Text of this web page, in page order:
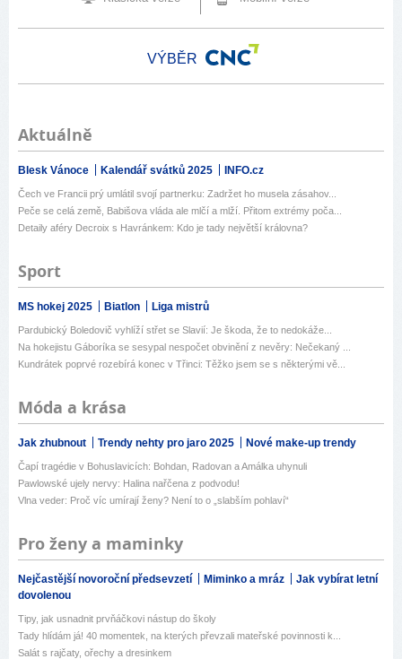
VÝBĚR
Aktuálně
Blesk Vánoce Kalendář svátků 2025 INFO.cz
Čech ve Francii prý umlátil svojí partnerku: Zadržet ho musela zásahov...
Peče se celá země, Babišova vláda ale mlčí a mlží. Přitom extrémy poča...
Detaily aféry Decroix s Havránkem: Kdo je tady největší královna?
Sport
MS hokej 2025 Biatlon Liga mistrů
Pardubický Boledovič vyhlíží střet se Slavií: Je škoda, že to nedokáže...
Na hokejistu Gáboríka se sesypal nespočet obvinění z nevěry: Nečekaný ...
Kundrátek poprvé rozebírá konec v Třinci: Těžko jsem se s některými vě...
Móda a krása
Jak zhubnout Trendy nehty pro jaro 2025 Nové make-up trendy
Čapí tragédie v Bohuslavicích: Bohdan, Radovan a Amálka uhynuli
Pawlowské ujely nervy: Halina nařčena z podvodu!
Vlna veder: Proč víc umírají ženy? Není to o „slabším pohlaví“
Pro ženy a maminky
Nejčastější novoroční předsevzetí Miminko a mráz
Jak vybírat letní
dovolenou
Tipy, jak usnadnit prvňáčkovi nástup do školy
Tady hlídám já! 40 momentek, na kterých převzali mateřské povinnosti k...
Salát s rajčaty, ořechy a dresinkem